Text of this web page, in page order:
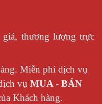
thương lượng trực
Miễn phí dịch vụ
vụ MUA - BÁN
Khách hàng.